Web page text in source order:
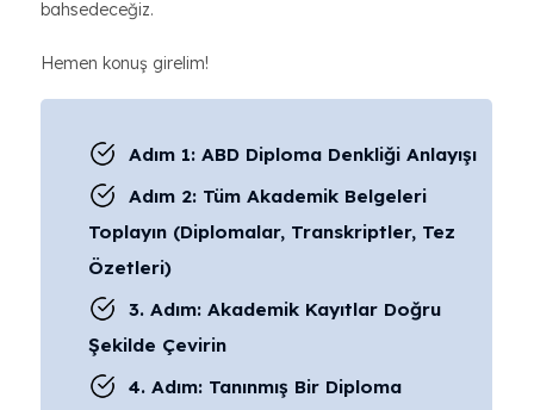
bahsedeceğiz.
Hemen konuş girelim!
Adım 1: ABD Diploma Denkliği Anlayışı
Adım 2: Tüm Akademik Belgeleri
Toplayın (Diplomalar, Transkriptler, Tez
Özetleri)
3. Adım: Akademik Kayıtlar Doğru
Şekilde Çevirin
4. Adım: Tanınmış Bir Diploma